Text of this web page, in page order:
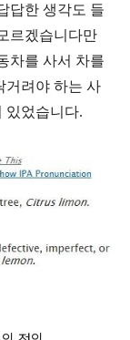
답한 생각도 들
르겠습니다만
차를 사서 차를
거려야 하는 사
있었습니다.